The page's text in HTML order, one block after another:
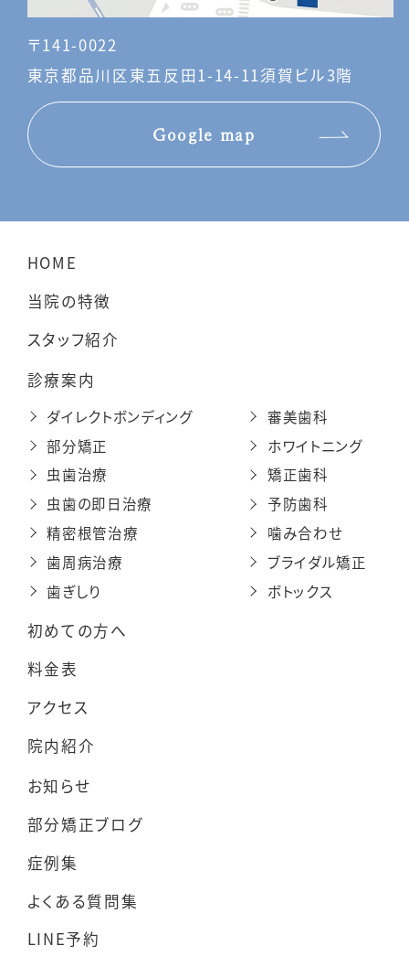
〒141-0022
東京都品川区東五反田1-14-11須賀ビル3階
Google map
HOME
当院の特徴
スタッフ紹介
診療案内
ダイレクトボンディング
部分矯正
虫歯治療
虫歯の即日治療
精密根管治療
歯周病治療
歯ぎしり
審美歯科
ホワイトニング
矯正歯科
予防歯科
噛み合わせ
ブライダル矯正
ボトックス
初めての方へ
料金表
アクセス
院内紹介
お知らせ
部分矯正ブログ
症例集
よくある質問集
LINE予約